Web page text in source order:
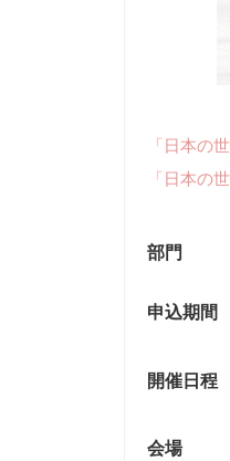
「日本の
「日本の
部門
申込期間
開催日程
会場